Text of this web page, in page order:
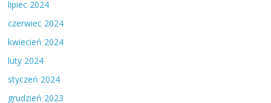
lipiec 2024
czerwiec 2024
kwiecień 2024
luty 2024
styczeń 2024
grudzień 2023